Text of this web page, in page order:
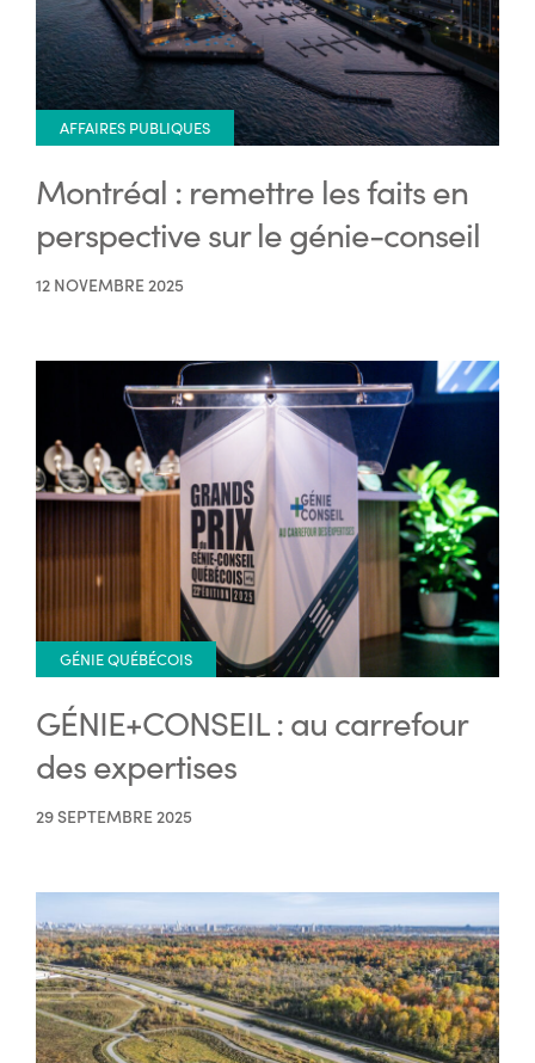
AFFAIRES PUBLIQUES
Montréal : remettre les faits en
perspective sur le génie-conseil
12 NOVEMBRE 2025
GÉNIE QUÉBÉCOIS
GÉNIE+CONSEIL : au carrefour
des expertises
29 SEPTEMBRE 2025